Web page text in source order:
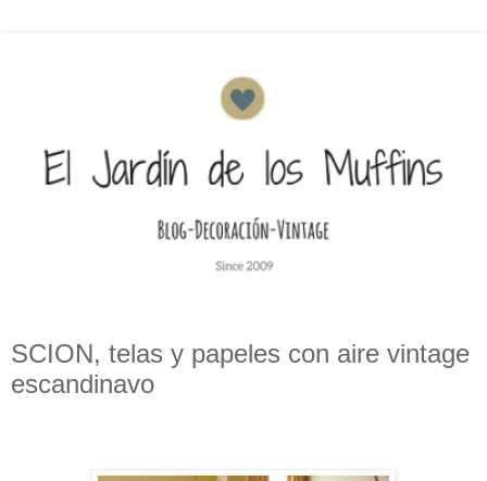
SCION, telas y papeles con aire vintage
escandinavo